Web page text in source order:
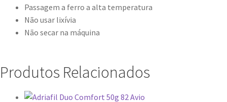
Passagem a ferro a alta temperatura
Não usar lixívia
Não secar na máquina
Produtos Relacionados